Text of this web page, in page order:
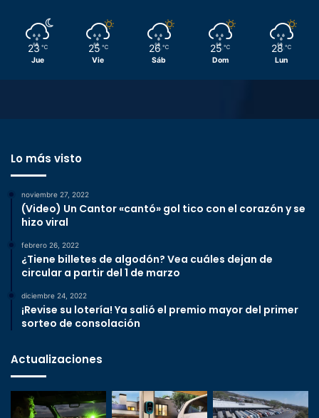
23 ℃
Jue
25 ℃
Vie
26 ℃
Sáb
25 ℃
Dom
28 ℃
Lun
Lo más visto
noviembre 27, 2022
(Video) Un Cantor «cantó» gol tico con el corazón y se
hizo viral
febrero 26, 2022
¿Tiene billetes de algodón? Vea cuáles dejan de
circular a partir del 1 de marzo
diciembre 24, 2022
¡Revise su lotería! Ya salió el premio mayor del primer
sorteo de consolación
Actualizaciones